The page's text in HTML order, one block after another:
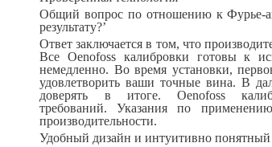
Общий вопрос по отношению к Фурье-
результату?’
Ответ заключается в том, что
Все Oenofoss калибровки готовы к
немедленно. Во время установки,
удовлетворить ваши точные вина. В
доверять в итоге. Oenofoss
требований. Указания по
производительности.
Удобный дизайн и интуитивно понятный